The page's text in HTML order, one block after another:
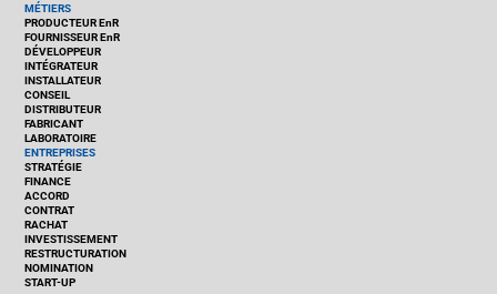
MÉTIERS
PRODUCTEUR EnR
FOURNISSEUR EnR
DÉVELOPPEUR
INTÉGRATEUR
INSTALLATEUR
CONSEIL
DISTRIBUTEUR
FABRICANT
LABORATOIRE
ENTREPRISES
STRATÉGIE
FINANCE
ACCORD
CONTRAT
RACHAT
INVESTISSEMENT
RESTRUCTURATION
NOMINATION
START-UP